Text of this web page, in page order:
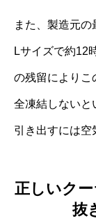
また、製造元の
Lサイズで約12
の残留によりこ
全凍結しないと
引き出すには空
正しいク
抜